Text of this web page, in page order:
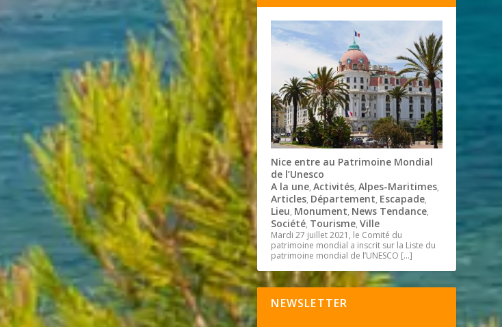
Nice entre au Patrimoine Mondial
de l’Unesco
A la une,Activités,Alpes-Maritimes,
Articles, Département, Escapade,
Lieu, Monument, News Tendance,
Société, Tourisme,Ville
Mardi 27 juillet 2021, le Comité du
patrimoine mondial a inscrit sur la Liste du
patrimoine mondial de l’UNESCO […]
NEWSLETTER